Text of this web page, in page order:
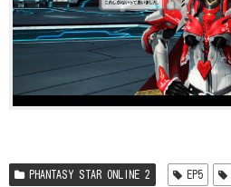
PHANTASY STAR ONLINE 2 EP5